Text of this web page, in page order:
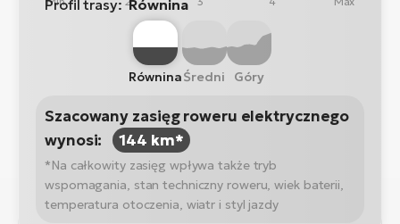
Profil trasy: Równina
RówninaŚredni Góry
Szacowany zasięg roweru elektrycznego
wynosi:
144 km*
*Na całkowity zasięg wpływa także tryb
wspomagania, stan techniczny roweru, wiek baterii,
temperatura otoczenia, wiatr i styl jazdy